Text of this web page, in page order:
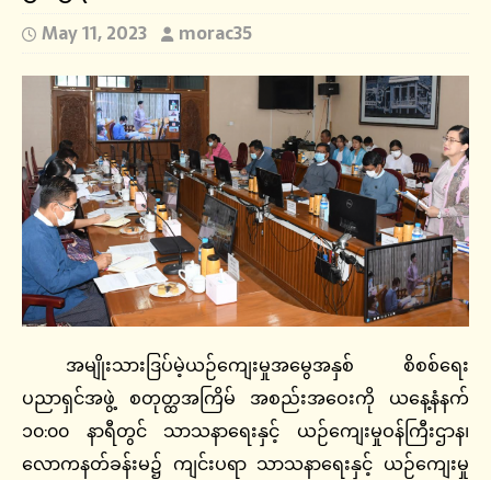
May 11, 2023 morac35
အမျိုးသားဒြပ်မဲ့ယဉ်ကျေးမှုအမွေအနှစ် စိစစ်ရေး
ပညာရှင်အဖွဲ့ စတုတ္ထအကြိမ် အစည်းအဝေးကို ယနေ့နံနက်
၁၀:၀၀ နာရီတွင် သာသနာရေးနှင့် ယဉ်ကျေးမှုဝန်ကြီးဌာန၊
လောကနတ်ခန်းမ၌ ကျင်းပရာ သာသနာရေးနှင့် ယဉ်ကျေးမှု